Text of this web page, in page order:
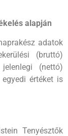
alapján
adatok
(bruttó)
(nettó)
értéket is
Tenyésztők